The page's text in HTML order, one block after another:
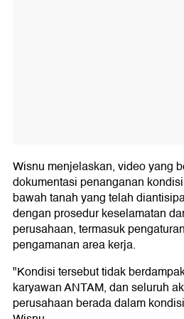
Wisnu menjelaskan, video yang
dokumentasi penanganan
bawah tanah yang telah
dengan prosedur keselamatan
perusahaan, termasuk
pengamanan area kerja.
"Kondisi tersebut tidak
karyawan ANTAM, dan seluruh
perusahaan berada dalam